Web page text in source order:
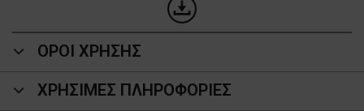
ΟΡΟΙ ΧΡΗΣΗΣ
ΧΡΗΣΙΜΕΣ ΠΛΗΡΟΦΟΡΙΕΣ